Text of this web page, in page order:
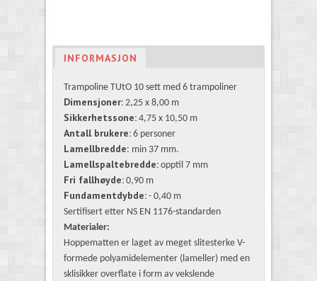
INFORMASJON
Trampoline TUtO 10 sett med 6 trampoliner
Dimensjoner: 2,25 x 8,00 m
Sikkerhetssone: 4,75 x 10,50 m
Antall brukere: 6 personer
Lamellbredde: min 37 mm.
Lamellspaltebredde: opptil 7 mm
Fri fallhøyde: 0,90 m
Fundamentdybde: - 0,40 m
Sertifisert etter NS EN 1176-standarden
Materialer:
Hoppematten er laget av meget slitesterke V-
formede polyamidelementer (lameller) med en
sklisikker overflate i form av vekslende